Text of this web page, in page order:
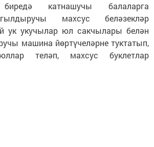
биредә катнашучы балаларга
махсус беләзекләр
ук укучылар юл сакчылары белән
машина йөртүчеләрне туктатып,
теләп, махсус буклетлар